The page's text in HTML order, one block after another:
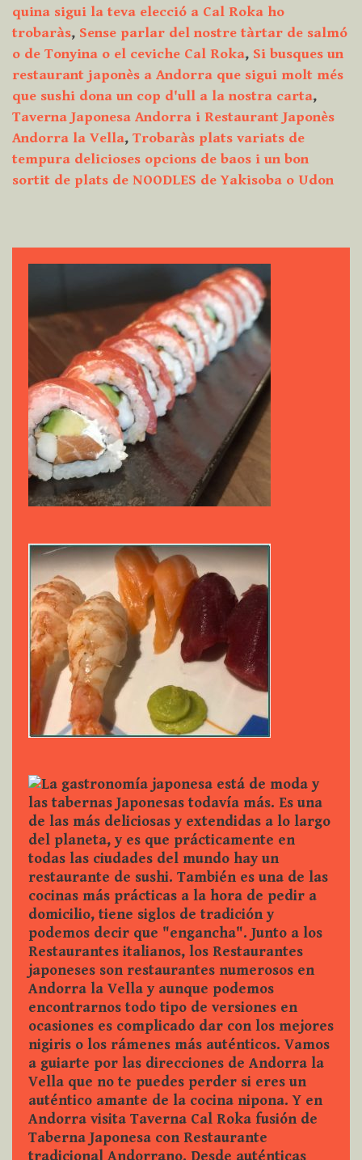
quina sigui la teva elecció a Cal Roka ho
trobaràs, Sense parlar del nostre tàrtar de salmó
o de Tonyina o el ceviche Cal Roka, Si busques un
restaurant japonès a Andorra que sigui molt més
que sushi dona un cop d'ull a la nostra carta,
Taverna Japonesa Andorra i Restaurant Japonès
Andorra la Vella, Trobaràs plats variats de
tempura delicioses opcions de baos i un bon
sortit de plats de NOODLES de Yakisoba o Udon